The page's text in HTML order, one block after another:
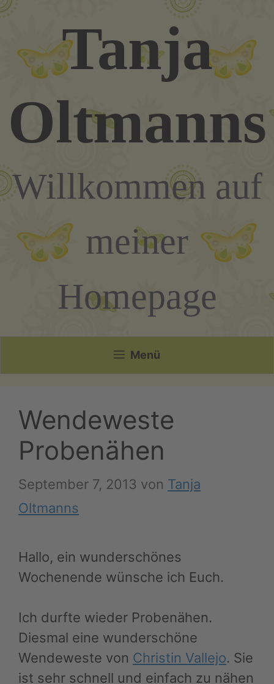
Zum
springen Tanja
Oltmanns
Willkommen auf
meiner
Homepage
Menü
Wendeweste
Probenähen
September 7, 2013 von Tanja
Oltmanns
Hallo, ein wunderschönes
Wochenende wünsche ich Euch.
Ich durfte wieder Probenähen.
Diesmal eine wunderschöne
Wendeweste von Christin Vallejo. Sie
ist sehr schnell und einfach zu nähen